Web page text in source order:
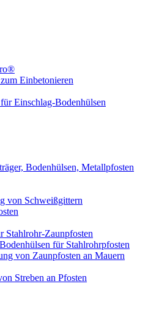
Einbetonieren
Einschlag-Bodenhülsen
Bodenhülsen, Metallpfosten
von Schweißgittern
Stahlrohr-Zaunpfosten
für Stahlrohrpfosten
von Zaunpfosten an Mauern
Streben an Pfosten